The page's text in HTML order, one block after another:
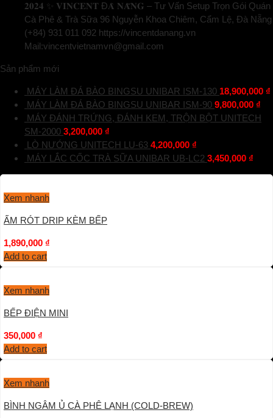
𝟐𝟎𝟐𝟒 ✨ 𝐕𝐈𝐍𝐂𝐄𝐍𝐓 Đ𝐀̀ 𝐍𝐀̆̃𝐍𝐆 – Tư Vấn Setup Trọn Gói Quán
Cà Phê & Trà Sữa 96 Nguyễn Khoa Chiêm, Cẩm Lệ, Đà Nẵng
(+84) 931 011 092 https://vincentdanang.vn
Mail:vincentvietnamvn@gmail.com
Sản phẩm mới
MÁY LÀM ĐÁ BÀO BINGSU UNIBAR ISM-130 18,900,000 ₫
MÁY LÀM ĐÁ BÀO BINGSU UNIBAR ISM-90 9,800,000 ₫
MÁY ĐÁNH TRỨNG, ĐÁNH KEM, TRỘN BỘT UNITECH
SM-2000 3,200,000 ₫
LÒ NƯỚNG UNITECH LU-63 4,200,000 ₫
MÁY LẮC CỐC TRÀ SỮA UNIBAR UB-LC2 3,450,000 ₫
Xem nhanh
ẤM RÓT DRIP KÈM BẾP
1,890,000 ₫
Add to cart
Xem nhanh
BẾP ĐIỆN MINI
350,000 ₫
Add to cart
Xem nhanh
BÌNH NGÂM Ủ CÀ PHÊ LẠNH (COLD-BREW)